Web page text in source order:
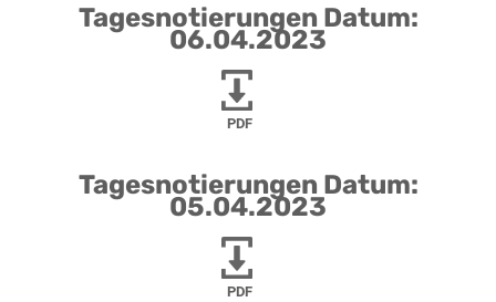
Tagesnotierungen Datum:
06.04.2023
PDF
Tagesnotierungen Datum:
05.04.2023
PDF